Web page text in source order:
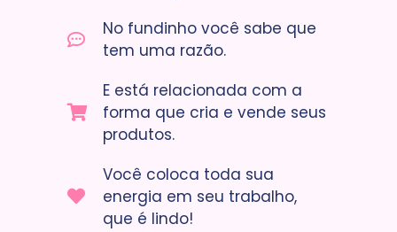
No fundinho você sabe que
tem uma razão.
E está relacionada com a
forma que cria e vende seus
produtos.
Você coloca toda sua
energia em seu trabalho,
que é lindo!